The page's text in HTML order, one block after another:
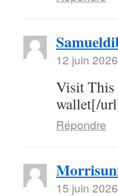
12 juin
Visit This
wallet[/
Répondre
15 juin